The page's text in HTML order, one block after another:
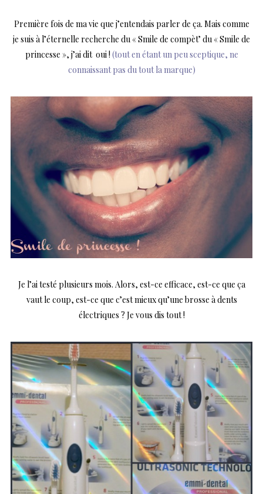
Première fois de ma vie que j’entendais parler de ça. Mais comme
je suis à l’éternelle recherche du « Smile de compèt’ du « Smile de
princesse », j’ai dit oui ! (tout en étant un peu sceptique, ne
connaissant pas du tout la marque)
Je l’ai testé plusieurs mois. Alors, est-ce efficace, est-ce que ça
vaut le coup, est-ce que c’est mieux qu’une brosse à dents
électriques ? Je vous dis tout !